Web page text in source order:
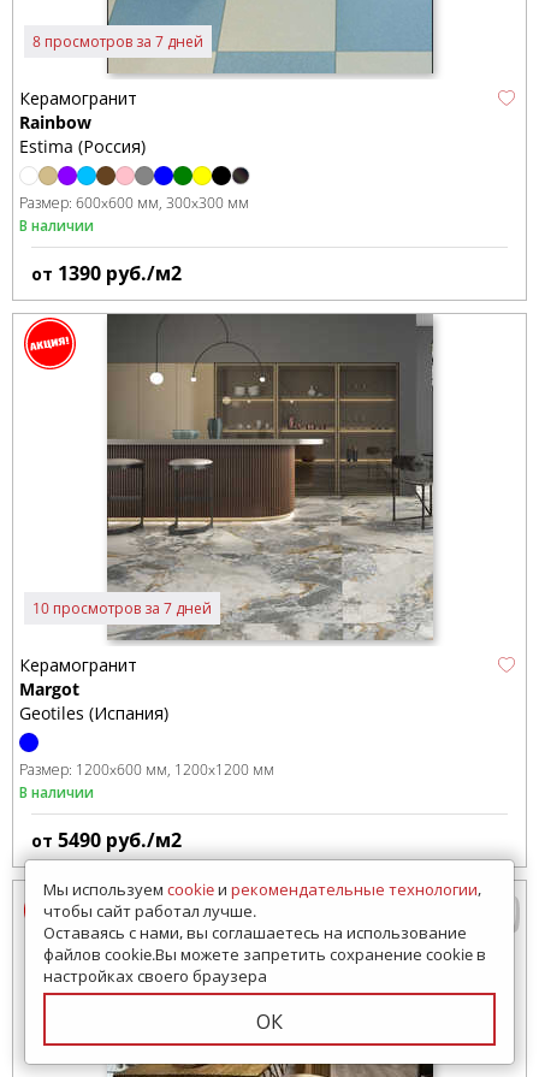
8 просмотров за 7 дней
Керамогранит
Rainbow
Estima (Россия)
Размер: 600x600 мм 300x300 мм
В наличии
от 1390 руб./м2
10 просмотров за 7 дней
Керамогранит
Margot
Geotiles (Испания)
Размер: 1200x600 мм 1200x1200 мм
В наличии
от 5490 руб./м2
Мы используем cookieи рекомендательные технологии,
чтобы сайт работал лучше.
Оставаясь с нами, вы соглашаетесь на использование
файлов cookie.Вы можете запретить сохранение cookie в
настройках своего браузера
ОК